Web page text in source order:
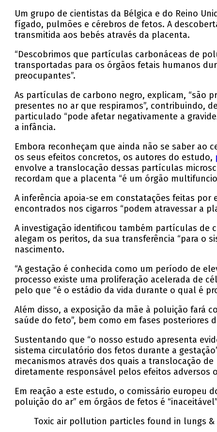
Um grupo de cientistas da Bélgica e do Reino
fígado, pulmões e cérebros de fetos. A
transmitida aos bebés através da placenta.
“Descobrimos que partículas carbonáceas de
transportadas para os órgãos fetais humanos
preocupantes”.
As partículas de carbono negro, explicam, “são
presentes no ar que respiramos”, contribuindo,
particulado “pode afetar negativamente a
a infância.
Embora reconheçam que ainda não se saber
os seus efeitos concretos, os autores do estudo,
envolve a translocação dessas partículas
recordam que a placenta “é um órgão
A inferência apoia-se em constatações feitas
encontrados nos cigarros “podem atravessar a
A investigação identificou também partículas de
alegam os peritos, da sua transferência “para o
nascimento.
“A gestação é conhecida como um período de
processo existe uma proliferação acelerada de
pelo que “é o estádio da vida durante o qual é
Além disso, a exposição da mãe à poluição fará
saúde do feto”, bem como em fases posteriores
Sustentando que “o nosso estudo apresenta
sistema circulatório dos fetos durante a
mecanismos através dos quais a translocação
diretamente responsável pelos efeitos adversos
Em reação a este estudo, o comissário europeu
poluição do ar” em órgãos de fetos é
Toxic air pollution particles found in lungs